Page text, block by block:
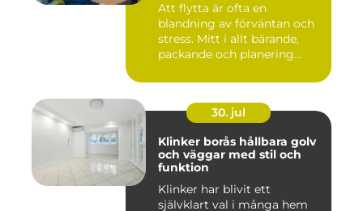
Att flytta är ofta en
blandning av förväntan och
stress. Mitt i allt bärande,
packande och planering...
30. jul
Klinker borås hållbara golv
och väggar med stil och
funktion
Klinker har blivit ett
självklart val i många hem